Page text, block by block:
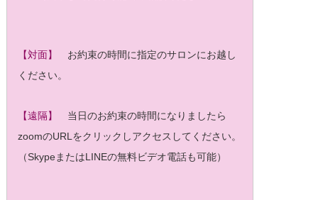
【対面】
お約束の時間に指定のサロンにお越し
ください。
【遠隔】
当日のお約束の時間になりましたら
zoomのURLをクリックしアクセスしてください。
（SkypeまたはLINEの無料ビデオ電話も可能）